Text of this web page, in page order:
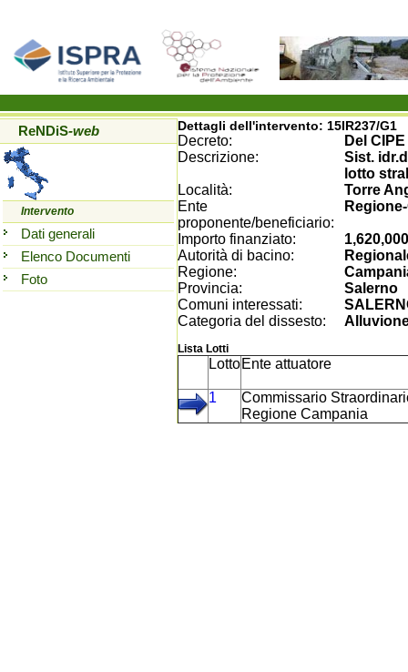
ReNDiS-web
Intervento
Dati generali
Elenco Documenti
Foto
Dettagli dell'intervento: 15IR237/G1
Decreto:
Del
Descrizione:
Sist.
lotto
Località:
Torre
Ente
proponente/beneficiario:
Importo finanziato:
Autorità di bacino:
Regione:
Provincia:
Salerno
Comuni interessati:
Categoria del dissesto:
Lista Lotti
LottoEnte attuatore
1
Commissario
Regione Campania